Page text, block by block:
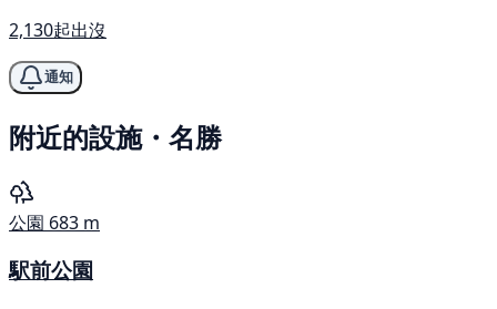
2,130起出沒
通知
附近的設施・名勝
公園 683 m
駅前公園